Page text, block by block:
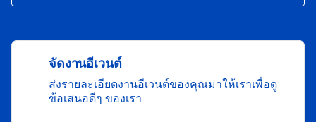
จัดงานอีเวนต์
ส่งรายละเอียดงานอีเวนต์ของคุณมาให้เราเพื่อดู
ข้อเสนอดีๆ ของเรา